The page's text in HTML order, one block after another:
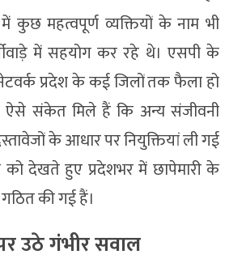
कुछ महत्वपूर्ण व्यक्तियों के नाम भी
में सहयोग कर रहे थे। एसपी के
प्रदेश के कई जिलों तक फैला हो
संकेत मिले हैं कि अन्य संजीवनी
के आधार पर नियुक्तियां ली गई
को देखते हुए प्रदेशभर में छापेमारी के
की गई हैं।
उठे गंभीर सवाल